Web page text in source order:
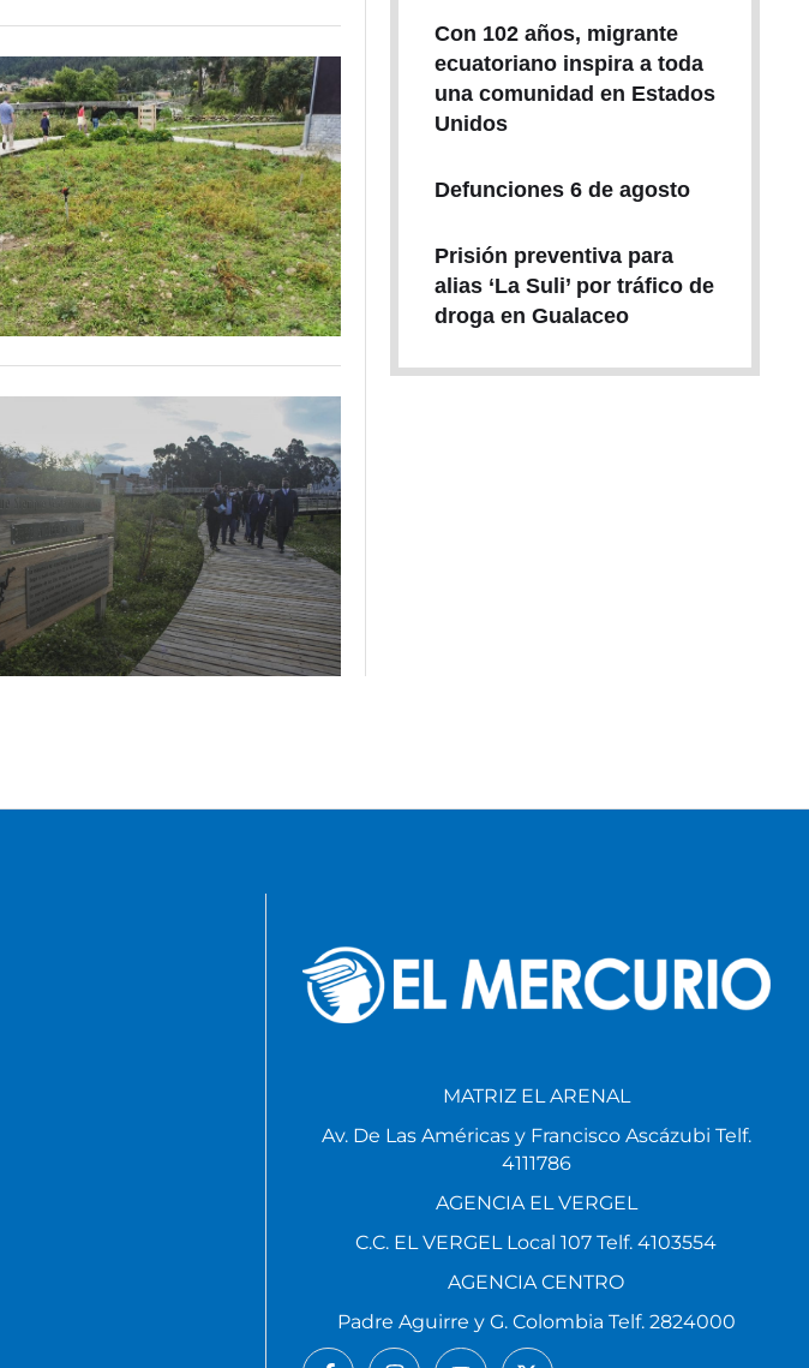
Con 102 años, migrante
ecuatoriano inspira a toda
una comunidad en Estados
Unidos
Defunciones 6 de agosto
Prisión preventiva para
alias ‘La Suli’ por tráfico de
droga en Gualaceo
MATRIZ EL ARENAL
Av. De Las Américas y Francisco Ascázubi Telf.
4111786
AGENCIA EL VERGEL
C.C. EL VERGEL Local 107 Telf. 4103554
AGENCIA CENTRO
Padre Aguirre y G. Colombia Telf. 2824000